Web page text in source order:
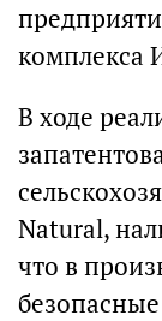
комплекса
В ходе
Natural,
что в